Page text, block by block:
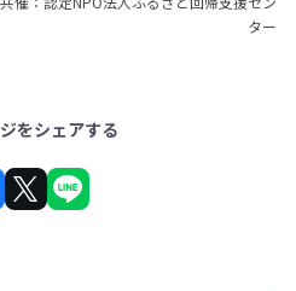
ター
をシェアする